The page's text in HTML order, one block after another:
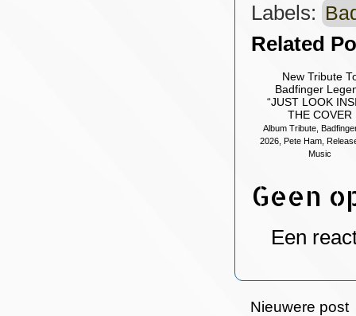
Labels:
Related
New Tribute
Badfinger
“JUST LOOK
THE COVER
Album Tribute,
2026, Pete Ham,
Music
Geen
Een
Nieuwere post